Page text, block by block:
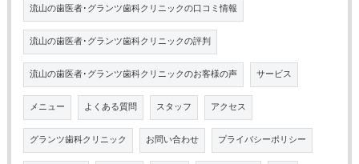
流山の歯医者･グランツ歯科クリニックの口コミ情報
流山の歯医者･グランツ歯科クリニックの評判
流山の歯医者･グランツ歯科クリニックのお客様の声 サービス
メニュー よくある質問 スタッフ アクセス
グランツ歯科クリニック お問い合わせ プライバシーポリシー